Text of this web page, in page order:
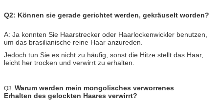
Q2: Können sie gerade gerichtet werden, gekräuselt worden?
A: Ja konnten Sie Haarstrecker oder Haarlockenwickler benutzen,
um das brasilianische reine Haar anzureden.
Jedoch tun Sie es nicht zu häufig, sonst die Hitze stellt das Haar,
leicht her trocken und verwirrt zu erhalten.
Q3. Warum werden mein mongolisches verworrenes
Erhalten des gelockten Haares verwirrt?